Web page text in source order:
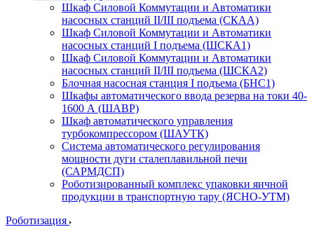
Шкаф Силовой Коммутации и Автоматики
насосных станций II/III подъема (СКАА)
Шкаф Силовой Коммутации и Автоматики
насосных станций I подъема (ШСКА1)
Шкаф Силовой Коммутации и Автоматики
насосных станций II/III подъема (ШСКА2)
Блочная насосная станция I подъема (БНС1)
Шкафы автоматического ввода резерва на токи 40-
1600 А (ШАВР)
Шкаф автоматического управления
турбокомпрессором (ШАУТК)
Система автоматического регулирования
мощности дуги сталеплавильной печи
(САРМДСП)
Роботизированный комплекс упаковки яичной
продукции в транспортную тару (ЯСНО-УТМ)
Роботизация